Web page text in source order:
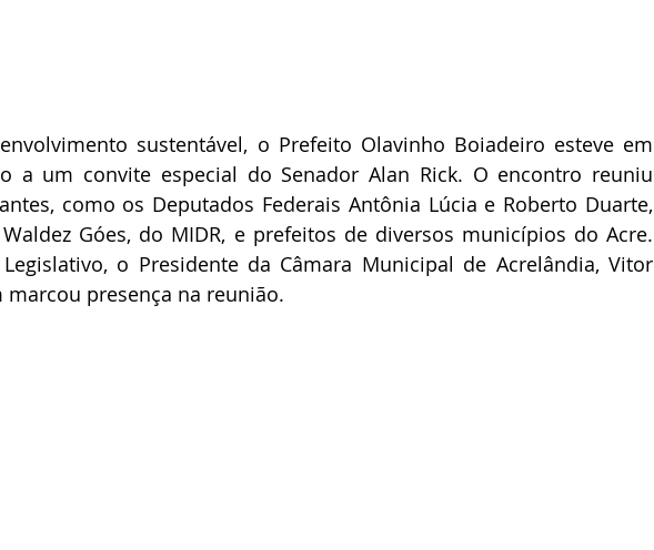
sustentável, o Prefeito Olavinho Boiadeiro esteve em
a um convite especial do Senador Alan Rick. O encontro reuniu
como os Deputados Federais Antônia Lúcia e Roberto Duarte,
Góes, do MIDR, e prefeitos de diversos municípios do Acre.
o Presidente da Câmara Municipal de Acrelândia, Vitor
presença na reunião.